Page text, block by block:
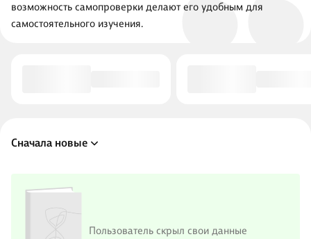
возможность самопроверки делают его удобным для
самостоятельного изучения.
Сначала новые
Пользователь скрыл свои данные